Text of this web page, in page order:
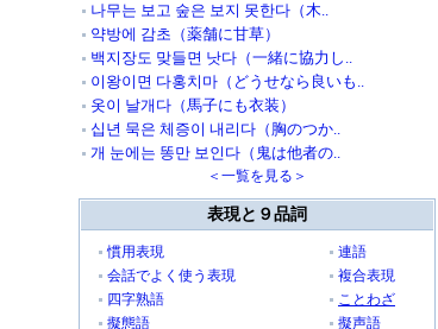
나무는 보고 숲은 보지 못한다（木..
약방에 감초（薬舗に甘草）
백지장도 맞들면 낫다（一緒に協力し..
이왕이면 다홍치마（どうせなら良いも..
옷이 날개다（馬子にも衣装）
십년 묵은 체증이 내리다（胸のつか..
개 눈에는 똥만 보인다（鬼は他者の..
＜一覧を見る＞
表現と９品詞
慣用表現
連語
会話でよく使う表現
複合表現
四字熟語
ことわざ
擬態語
擬声語